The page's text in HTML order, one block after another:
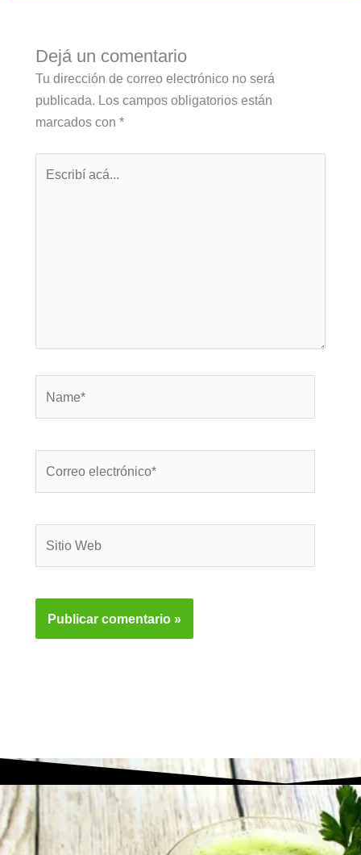
Dejá un comentario
Tu dirección de correo electrónico no será
publicada. Los campos obligatorios están
marcados con *